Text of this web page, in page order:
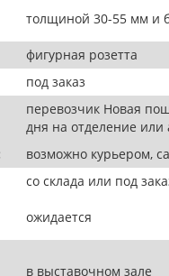
толщиной 30-55 мм и
фигурная розетта
под заказ
перевозчик Новая
дня на отделение или
возможно курьером,
со склада или под
ожидается
в выставочном зале